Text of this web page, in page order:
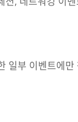
일부 이벤트에만